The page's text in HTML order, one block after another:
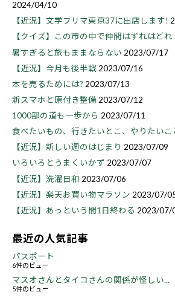
2024/04/10
【近況】文学フリマ東京37に出店します!
【クイズ】この市の中で仲間はずれはどれ
暑すぎると旅もままならない 2023/07/17
【近況】今月も後半戦 2023/07/16
本を売るためには? 2023/07/13
新スマホと原付き整備 2023/07/12
1000部の道も一歩から 2023/07/11
食べたいもの、行きたいとこ、やりたいこ
【近況】新しい週のはじまり 2023/07/09
いろいろとうまくいかず 2023/07/07
【近況】洗濯日和 2023/07/06
【近況】楽天お買い物マラソン 2023/07/
【近況】あっという間1日終わる 2023/07/
最近の人気記事
パスポート
6件のビュー
マスオさんとタイコさんの関係が怪しい...
5件のビュー